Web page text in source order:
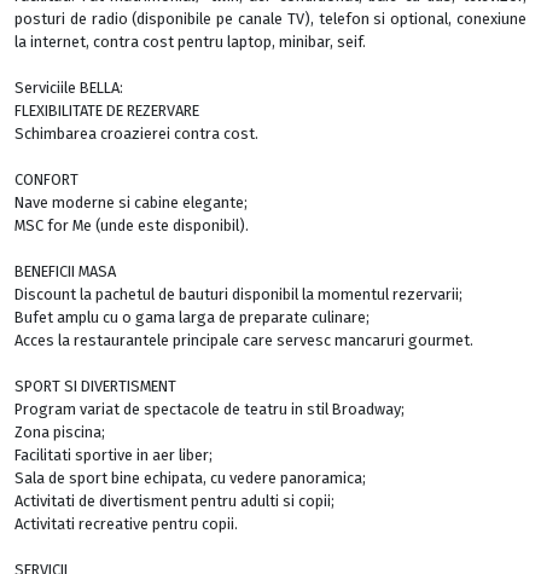
posturi de radio (disponibile pe canale TV), telefon si optional, conexiune
la internet, contra cost pentru laptop, minibar, seif.
Serviciile BELLA:
FLEXIBILITATE DE REZERVARE
Schimbarea croazierei contra cost.
CONFORT
Nave moderne si cabine elegante;
MSC for Me (unde este disponibil).
BENEFICII MASA
Discount la pachetul de bauturi disponibil la momentul rezervarii;
Bufet amplu cu o gama larga de preparate culinare;
Acces la restaurantele principale care servesc mancaruri gourmet.
SPORT SI DIVERTISMENT
Program variat de spectacole de teatru in stil Broadway;
Zona piscina;
Facilitati sportive in aer liber;
Sala de sport bine echipata, cu vedere panoramica;
Activitati de divertisment pentru adulti si copii;
Activitati recreative pentru copii.
SERVICII